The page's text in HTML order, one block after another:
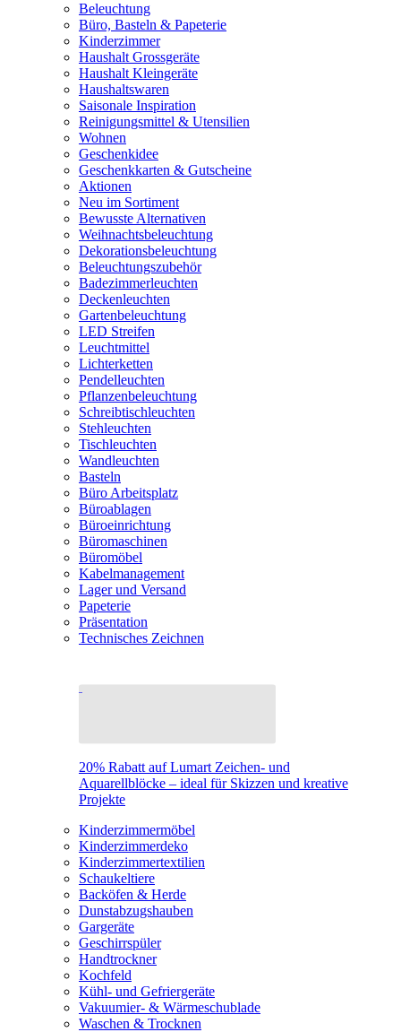
Beleuchtung
Büro, Basteln & Papeterie
Kinderzimmer
Haushalt Grossgeräte
Haushalt Kleingeräte
Haushaltswaren
Saisonale Inspiration
Reinigungsmittel & Utensilien
Wohnen
Geschenkidee
Geschenkkarten & Gutscheine
Aktionen
Neu im Sortiment
Bewusste Alternativen
Weihnachtsbeleuchtung
Dekorationsbeleuchtung
Beleuchtungszubehör
Badezimmerleuchten
Deckenleuchten
Gartenbeleuchtung
LED Streifen
Leuchtmittel
Lichterketten
Pendelleuchten
Pflanzenbeleuchtung
Schreibtischleuchten
Stehleuchten
Tischleuchten
Wandleuchten
Basteln
Büro Arbeitsplatz
Büroablagen
Büroeinrichtung
Büromaschinen
Büromöbel
Kabelmanagement
Lager und Versand
Papeterie
Präsentation
Technisches Zeichnen
20% Rabatt auf Lumart Zeichen- und
Aquarellblöcke – ideal für Skizzen und kreative
Projekte
Kinderzimmermöbel
Kinderzimmerdeko
Kinderzimmertextilien
Schaukeltiere
Backöfen & Herde
Dunstabzugshauben
Gargeräte
Geschirrspüler
Handtrockner
Kochfeld
Kühl- und Gefriergeräte
Vakuumier- & Wärmeschublade
Waschen & Trocknen